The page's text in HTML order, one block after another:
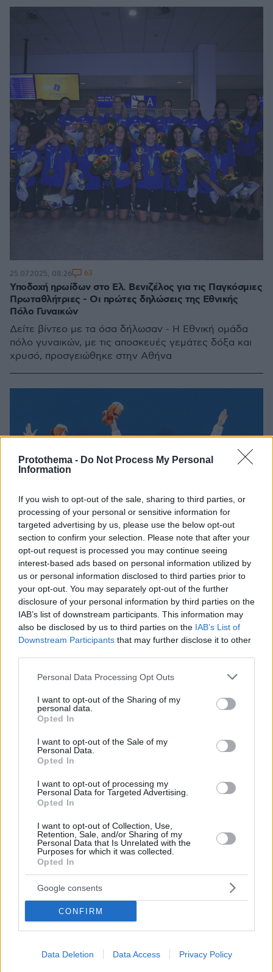
Protothema - Do Not Process My Personal
Information
If you wish to opt-out of the sale, sharing to third parties, or
processing of your personal or sensitive information for
targeted advertising by us, please use the below opt-out
section to confirm your selection. Please note that after your
opt-out request is processed you may continue seeing
interest-based ads based on personal information utilized by
us or personal information disclosed to third parties prior to
your opt-out. You may separately opt-out of the further
disclosure of your personal information by third parties on the
IAB’s list of downstream participants. This information may
also be disclosed by us to third parties on the IAB’s List of
Downstream Participants that may further disclose it to other
Please note that this website/app uses one or more Google
not limited to your visit or usage behaviour. You may click to
grant or deny consent to Google and its third-party tags to
use your data for below specified purposes in below Google
consent section.
Personal Data Processing Opt Outs
I want to opt-out of the Sharing of my
personal data.
Opted In
I want to opt-out of the Sale of my
Personal Data.
Opted In
I want to opt-out of processing my
Personal Data for Targeted Advertising.
Opted In
I want to opt-out of Collection, Use,
Retention, Sale, and/or Sharing of my
Personal Data that Is Unrelated with the
Purposes for which it was collected.
Opted In
Google consents
CONFIRM
Data Deletion Data Access Privacy Policy
Υποδοχή ηρωίδων στο Ελ. Βενιζέλος για τις Παγκόσμιες
Πρωταθλήτριες - Οι πρώτες δηλώσεις της Εθνικής
Πόλο Γυναικών
Δείτε βίντεο με τα όσα δήλωσαν - Η Εθνική ομάδα
πόλο γυναικών, με τις αποσκευές γεμάτες δόξα και
χρυσό, προσγειώθηκε στην Αθήνα
25.07.2025, 08:26 63
των 15 που οδήγησαν την Ελλάδα στην κορυφή του
Η Ελλάδα είναι για 2η φορά στην ιστορία της στην
κορυφή του κόσμου στο πόλο γυναικών και το
protothema.gr σας παρουσιάζει τα «χρυσά» κορίτσια -
Οι οικογενειακές παραδόσεις, οι σπουδές, οι
σύλλογοι που ανέδειξαν τις παγκόσμιες
πρωταθλήτριες